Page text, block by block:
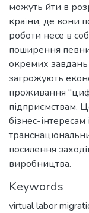
можуть йти в
країни, де вони
роботи несе в
поширення
окремих завдань
загрожують
проживання
підприємствам.
бізнес-
посилення
виробництва.
Keywords
virtual labor